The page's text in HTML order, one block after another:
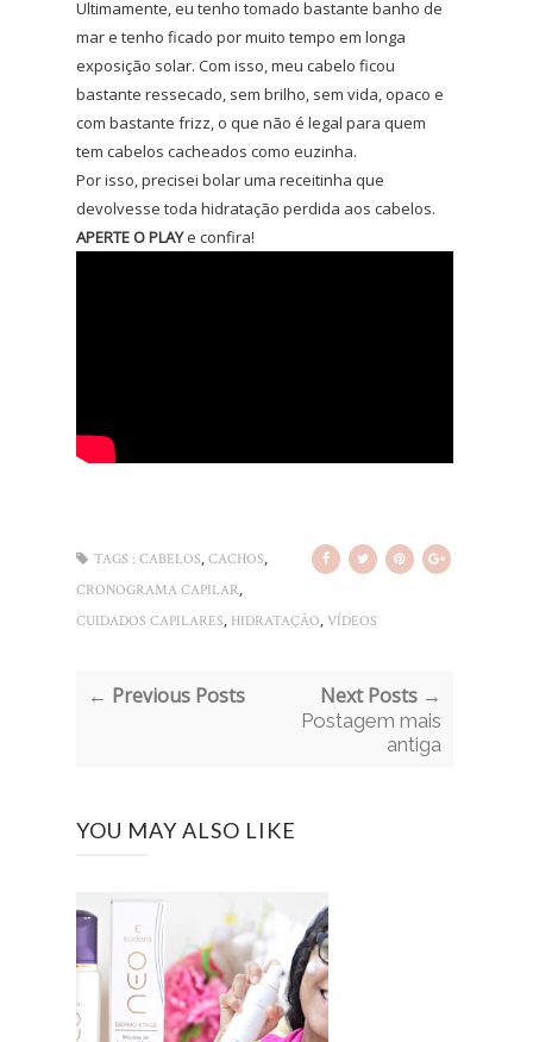
Ultimamente, eu tenho tomado bastante banho de
mar e tenho ficado por muito tempo em longa
exposição solar. Com isso, meu cabelo ficou
bastante ressecado, sem brilho, sem vida, opaco e
com bastante frizz, o que não é legal para quem
tem cabelos cacheados como euzinha.
Por isso, precisei bolar uma receitinha que
devolvesse toda hidratação perdida aos cabelos.
APERTE O PLAYe confira!
TAGS : CABELOS, CACHOS,
CRONOGRAMA CAPILAR,
CUIDADOS CAPILARES, HIDRATAÇÃO, VÍDEOS
← Previous Posts Next Posts →
Postagem mais
antiga
YOU MAY ALSO LIKE